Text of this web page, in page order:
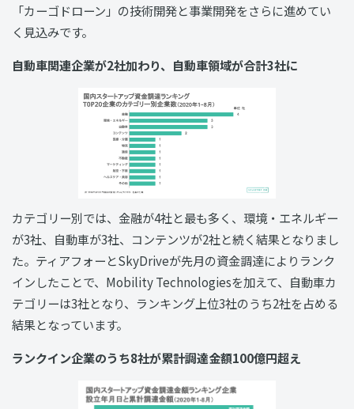
「カーゴドローン」の技術開発と事業開発をさらに進めてい
く見込みです。
自動車関連企業が2社加わり、自動車領域が合計3社に
カテゴリー別では、金融が4社と最も多く、環境・エネルギー
が3社、自動車が3社、コンテンツが2社と続く結果となりまし
た。ティアフォーとSkyDriveが先月の資金調達によりランク
インしたことで、Mobility Technologiesを加えて、自動車カ
テゴリーは3社となり、ランキング上位3社のうち2社を占める
結果となっています。
ランクイン企業のうち8社が累計調達金額100億円超え